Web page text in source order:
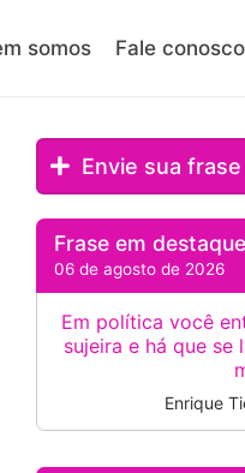
somos Fale conosco
Envie sua
Frase em
06 de agosto de 2026
Em política você
sujeira e há que se
Enrique